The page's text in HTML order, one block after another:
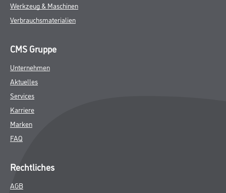
Werkzeug & Maschinen
Verbrauchsmaterialien
CMS Gruppe
Unternehmen
Aktuelles
Services
Karriere
Marken
FAQ
Rechtliches
AGB